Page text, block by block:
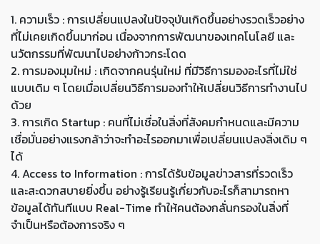
1. ความเร็ว : การเปลี่ยนแปลงในปัจจุบันเกิดขึ้นอย่างรวดเร็วอย่าง
ที่ไม่เคยเกิดขึ้นมาก่อน เนื่องจากการพัฒนาของเทคโนโลยี และ
นวัตกรรมที่พัฒนาไปอย่างก้าวกระโดด
2. การมองมุมใหม่ : เกิดจากคนรุ่นใหม่ ที่มีวิธีการมองอะไรที่ไม่ใช่
แบบเดิม ๆ โดยเมื่อเปลี่ยนวิธีการมองทำให้เปลี่ยนวิธีการทำงานไป
ด้วย
3. การเกิด Startup : คนที่ไม่เชื่อในสิ่งที่สังคมกำหนดและมีความ
เชื่อมั่นอย่างแรงกล้าว่าจะทำอะไรออกมาเพื่อเปลี่ยนแปลงสิ่งเดิม ๆ
ได้
4. Access to Information : การได้รับข้อมูลข่าวสารที่รวดเร็ว
และสะดวกสบายยิ่งขึ้น อย่างรู้เรียนรู้เกี่ยวกับอะไรก็สามารถหา
ข้อมูลได้ทันทีแบบ Real-Time ทำให้คนต้องกลั่นกรองในสิ่งที่
จำเป็นหรือต้องการจริง ๆ